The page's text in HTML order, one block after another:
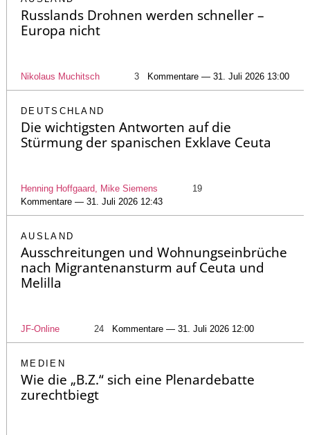
Russlands Drohnen werden schneller –
Europa nicht
Nikolaus Muchitsch 3 Kommentare — 31. Juli 2026 13:00
DEUTSCHLAND
Die wichtigsten Antworten auf die
Stürmung der spanischen Exklave Ceuta
Henning Hoffgaard, Mike Siemens
19
Kommentare — 31. Juli 2026 12:43
AUSLAND
Ausschreitungen und Wohnungseinbrüche
nach Migrantenansturm auf Ceuta und
Melilla
JF-Online 24 Kommentare — 31. Juli 2026 12:00
MEDIEN
Wie die „B.Z.“ sich eine Plenardebatte
zurechtbiegt